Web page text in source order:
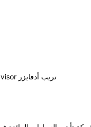
TripAdvisor تريب أدفايزر